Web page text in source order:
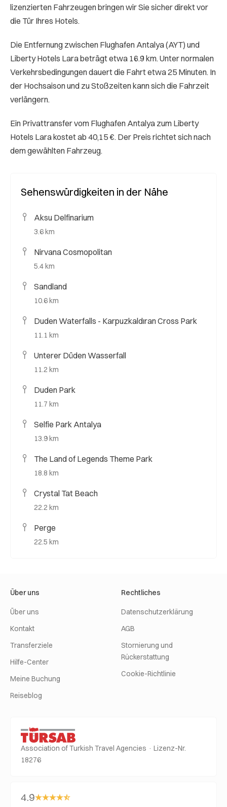
lizenzierten Fahrzeugen bringen wir Sie sicher direkt vor
die Tür Ihres Hotels.
Die Entfernung zwischen Flughafen Antalya (AYT) und
Liberty Hotels Lara beträgt etwa 16.9 km. Unter normalen
Verkehrsbedingungen dauert die Fahrt etwa 25 Minuten. In
der Hochsaison und zu Stoßzeiten kann sich die Fahrzeit
verlängern.
Ein Privattransfer vom Flughafen Antalya zum Liberty
Hotels Lara kostet ab 40,15 €. Der Preis richtet sich nach
dem gewählten Fahrzeug.
Sehenswürdigkeiten in der Nähe
Aksu Delfinarium
3.6 km
Nirvana Cosmopolitan
5.4 km
Sandland
10.6 km
Duden Waterfalls - Karpuzkaldıran Cross Park
11.1 km
Unterer Düden Wasserfall
11.2 km
Duden Park
11.7 km
Selfie Park Antalya
13.9 km
The Land of Legends Theme Park
18.8 km
Crystal Tat Beach
22.2 km
Perge
22.5 km
Über uns
Über uns
Kontakt
Transferziele
Hilfe-Center
Meine Buchung
Reiseblog
Rechtliches
Datenschutzerklärung
AGB
Stornierung und
Rückerstattung
Cookie-Richtlinie
Association of Turkish Travel Agencies · Lizenz-Nr.
18276
4.9